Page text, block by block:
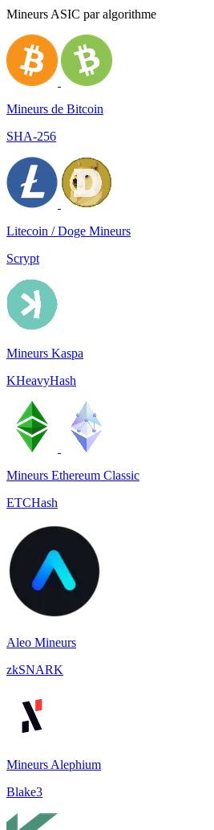
Mineurs ASIC par algorithme
Mineurs de Bitcoin
SHA-256
Litecoin / Doge Mineurs
Scrypt
Mineurs Kaspa
KHeavyHash
Mineurs Ethereum Classic
ETCHash
Aleo Mineurs
zkSNARK
Mineurs Alephium
Blake3